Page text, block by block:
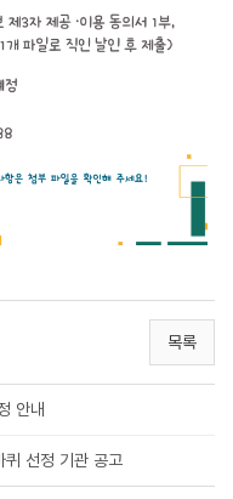
목록
안내
퀴 선정 기관 공고